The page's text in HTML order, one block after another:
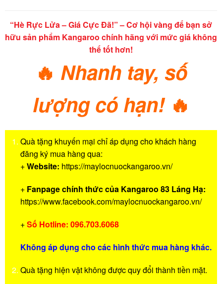
“Hè Rực Lửa – Giá Cực Đã!” – Cơ hội vàng để bạn sở
hữu sản phẩm Kangaroo chính hãng với mức giá không
thể tốt hơn!
🔥 Nhanh tay, số
lượng có hạn!🔥
Quà tặng khuyến mại chỉ áp dụng cho khách hàng
đăng ký mua hàng qua:
+Website: https://maylocnuockangaroo.vn/
+ Fanpage chính thức của Kangaroo 83 Láng Hạ:
https://www.facebook.com/maylocnuockangaroo.vn/
+Số Hotline: 096.703.6068
Không áp dụng cho các hình thức mua hàng khác.
Quà tặng hiện vật không được quy đổi thành tiền mặt.